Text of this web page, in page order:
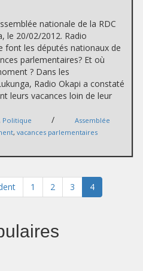
nationale de la RDC
le 20/02/2012. Radio
font les députés nationaux de
parlementaires? Et où
? Dans les
Radio Okapi a constaté
leurs vacances loin de leur
Politique /
Assemblée
, vacances parlementaires
1 2 3 4